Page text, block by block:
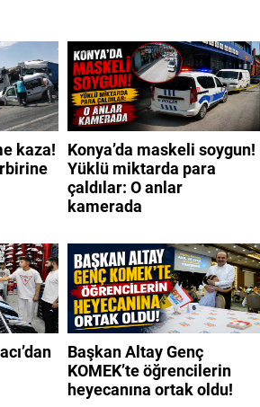
kaza!
Konya’da maskeli soygun!
Yüklü miktarda para
çaldılar: O anlar
kamerada
Başkan Altay Genç
KOMEK’te öğrencilerin
heyecanına ortak oldu!